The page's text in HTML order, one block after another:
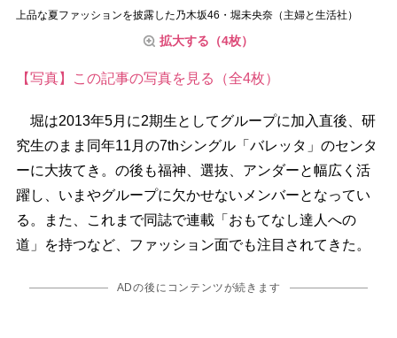
上品な夏ファッションを披露した乃木坂46・堀未央奈（主婦と生活社）
拡大する（4枚）
【写真】この記事の写真を見る（全4枚）
堀は2013年5月に2期生としてグループに加入直後、研
究生のまま同年11月の7thシングル「バレッタ」のセンタ
ーに大抜てき。の後も福神、選抜、アンダーと幅広く活
躍し、いまやグループに欠かせないメンバーとなってい
る。また、これまで同誌で連載「おもてなし達人への
道」を持つなど、ファッション面でも注目されてきた。
ADの後にコンテンツが続きます